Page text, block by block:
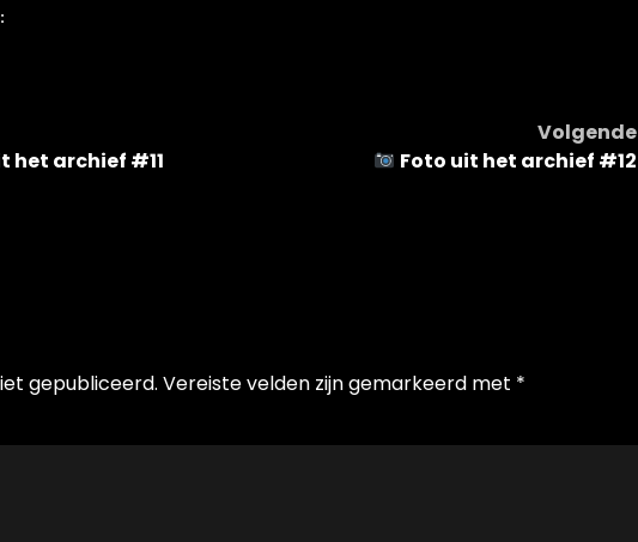
het archief #11
Volgende
Foto uit het archief #12
gepubliceerd. Vereiste velden zijn gemarkeerd met *